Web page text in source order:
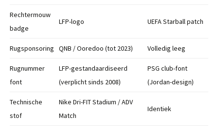
Rechtermouw
badge
LFP-logo UEFA Starball patch
Rugsponsoring QNB / Ooredoo (tot 2023) Volledig leeg
Rugnummer
font
LFP-gestandaardiseerd
(verplicht sinds 2008)
PSG club-font
(Jordan-design)
Technische
stof
Nike Dri-FIT Stadium / ADV
Match
Identiek